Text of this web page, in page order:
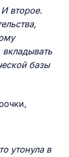
второе.
базы
утонула в